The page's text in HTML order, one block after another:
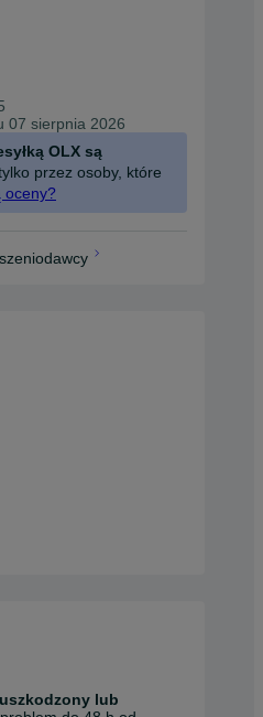
07 sierpnia 2026
OLX są
przez osoby, które
oceny?
lub